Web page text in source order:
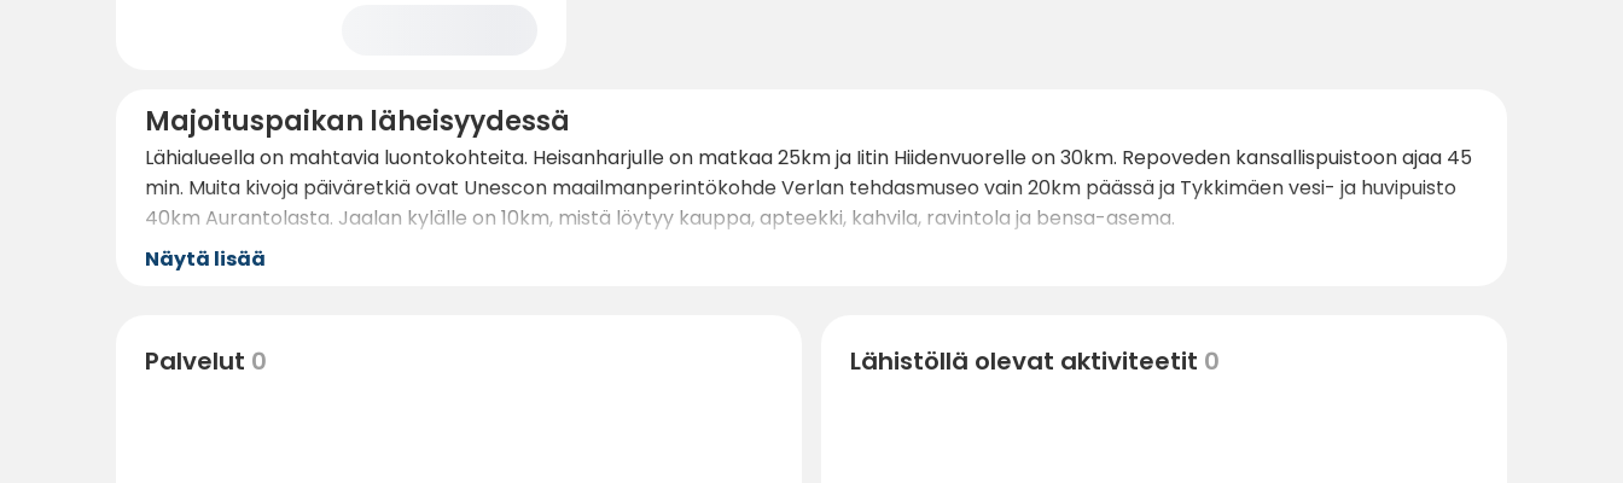
Majoituspaikan läheisyydessä
Lähialueella on mahtavia luontokohteita. Heisanharjulle on matkaa 25km ja Iitin Hiidenvuorelle on 30km. Repoveden kansallispuistoon ajaa 45
min. Muita kivoja päiväretkiä ovat Unescon maailmanperintökohde Verlan tehdasmuseo vain 20km päässä ja Tykkimäen vesi- ja huvipuisto
40km Aurantolasta. Jaalan kylälle on 10km, mistä löytyy kauppa, apteekki, kahvila, ravintola ja bensa-asema.
Näytä lisää
Palvelut 0 Lähistöllä olevat aktiviteetit 0